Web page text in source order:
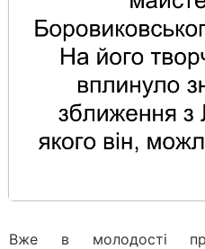
Вже в молодості